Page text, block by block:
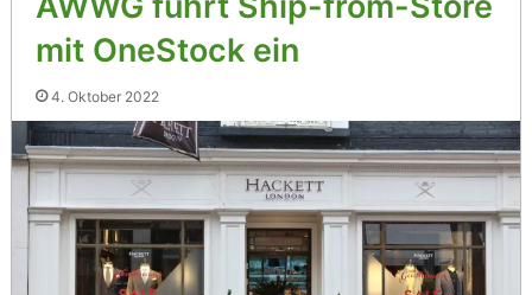
mit OneStock ein
4. Oktober 2022